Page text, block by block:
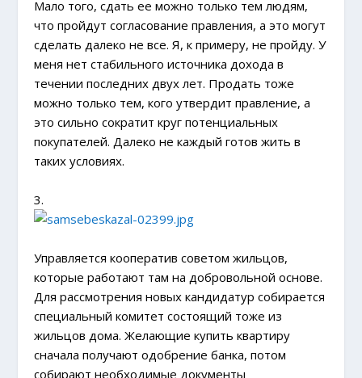
Мало того, сдать ее можно только тем людям,
что пройдут согласование правления, а это могут
сделать далеко не все. Я, к примеру, не пройду. У
меня нет стабильного источника дохода в
течении последних двух лет. Продать тоже
можно только тем, кого утвердит правление, а
это сильно сократит круг потенциальных
покупателей. Далеко не каждый готов жить в
таких условиях.
3.
Управляется кооператив советом жильцов,
которые работают там на добровольной основе.
Для рассмотрения новых кандидатур собирается
специальный комитет состоящий тоже из
жильцов дома. Желающие купить квартиру
сначала получают одобрение банка, потом
собирают необходимые документы